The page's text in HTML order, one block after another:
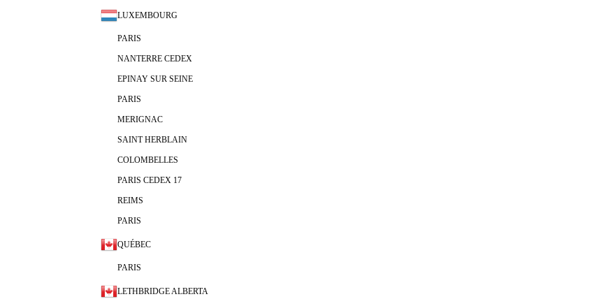
LUXEMBOURG
PARIS
NANTERRE CEDEX
EPINAY SUR SEINE
PARIS
MERIGNAC
SAINT HERBLAIN
COLOMBELLES
PARIS CEDEX 17
REIMS
PARIS
QUÉBEC
PARIS
LETHBRIDGE ALBERTA